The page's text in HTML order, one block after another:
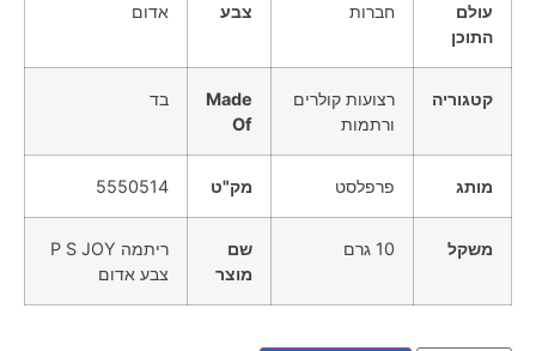
עולם
התוכן
חברות צבע אדום
קטגוריה
רצועות קולרים
ורתמות
Made
Of
בד
מותג פרפלסט מק"ט 5550514
משקל 10 גרם
שם
מוצר
ריתמה P S JOY
צבע אדום